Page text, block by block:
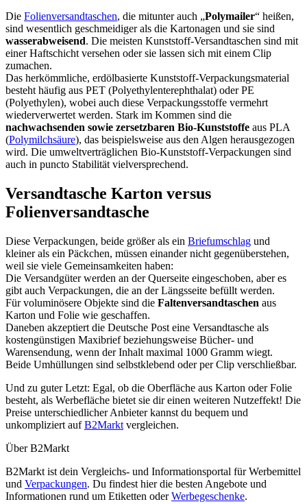
Die Folienversandtaschen, die mitunter auch „Polymailer“ heißen,
sind wesentlich geschmeidiger als die Kartonagen und sie sind
wasserabweisend. Die meisten Kunststoff-Versandtaschen sind mit
einer Haftschicht versehen oder sie lassen sich mit einem Clip
zumachen.
Das herkömmliche, erdölbasierte Kunststoff-Verpackungsmaterial
besteht häufig aus PET (Polyethylenterephthalat) oder PE
(Polyethylen), wobei auch diese Verpackungsstoffe vermehrt
wiederverwertet werden. Stark im Kommen sind die
nachwachsenden sowie zersetzbaren Bio-Kunststoffe aus PLA
(Polymilchsäure), das beispielsweise aus den Algen herausgezogen
wird. Die umweltverträglichen Bio-Kunststoff-Verpackungen sind
auch in puncto Stabilität vielversprechend.
Versandtasche Karton versus
Folienversandtasche
Diese Verpackungen, beide größer als ein Briefumschlag und
kleiner als ein Päckchen, müssen einander nicht gegenüberstehen,
weil sie viele Gemeinsamkeiten haben:
Die Versandgüter werden an der Querseite eingeschoben, aber es
gibt auch Verpackungen, die an der Längsseite befüllt werden.
Für voluminösere Objekte sind die Faltenversandtaschen aus
Karton und Folie wie geschaffen.
Daneben akzeptiert die Deutsche Post eine Versandtasche als
kostengünstigen Maxibrief beziehungsweise Bücher- und
Warensendung, wenn der Inhalt maximal 1000 Gramm wiegt.
Beide Umhüllungen sind selbstklebend oder per Clip verschließbar.
Und zu guter Letzt: Egal, ob die Oberfläche aus Karton oder Folie
besteht, als Werbefläche bietet sie dir einen weiteren Nutzeffekt! Die
Preise unterschiedlicher Anbieter kannst du bequem und
unkompliziert aufB2Markt vergleichen.
Über B2Markt
B2Markt ist dein Vergleichs- und Informationsportal für Werbemittel
und Verpackungen. Du findest hier die besten Angebote und
Informationen rund um Etiketten oderWerbegeschenke.